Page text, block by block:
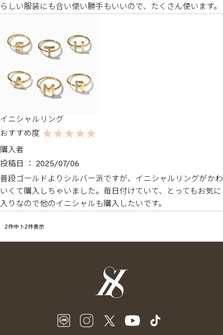
らしい服装にも合い使い勝手もいいので、たくさん使います。
イニシャルリング
購入者
投稿日
2025/07/06
普段ゴールドよりシルバー派ですが、イニシャルリングがかわ
いくて購入しちゃいました。毎日付けていて、とってもお気に
入りなので他のイニシャルも購入したいです。
2件中 1-2件表示